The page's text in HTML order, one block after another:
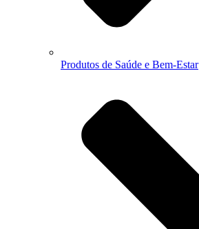
Produtos de Saúde e Bem-Estar